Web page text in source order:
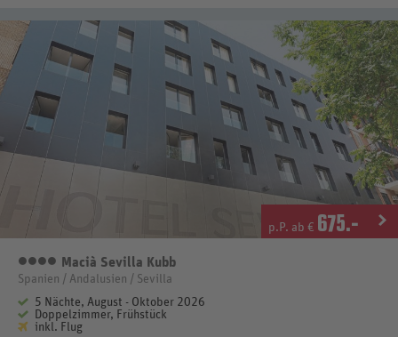
p.P. ab € 675.-
4 Sterne
Macià Sevilla Kubb
Spanien / Andalusien / Sevilla
5 Nächte, August - Oktober 2026
Doppelzimmer, Frühstück
inkl. Flug